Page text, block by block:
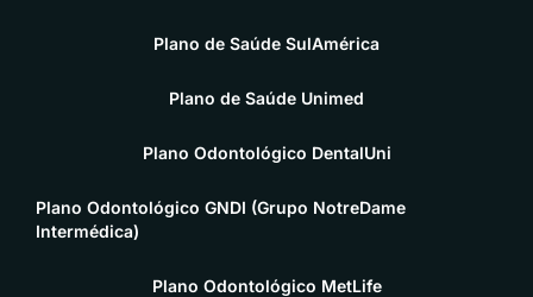
Plano de Saúde SulAmérica
Plano de Saúde Unimed
Plano Odontológico DentalUni
Plano Odontológico GNDI (Grupo NotreDame
Intermédica)
Plano Odontológico MetLife